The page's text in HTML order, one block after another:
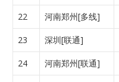
22 河南郑州[多线]
23 深圳[联通]
24 河南郑州[联通]